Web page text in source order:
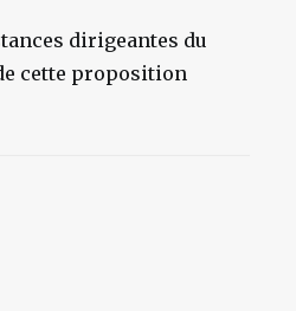
dirigeantes du
cette proposition